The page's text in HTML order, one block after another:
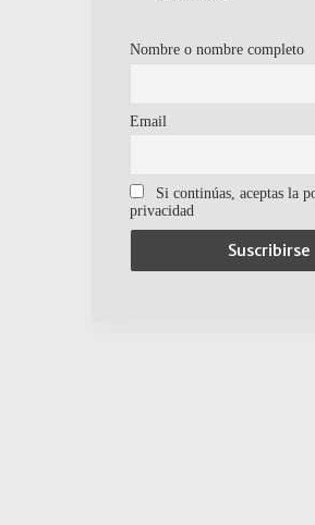
Nombre o nombre completo
Email
Si continúas, aceptas la
privacidad